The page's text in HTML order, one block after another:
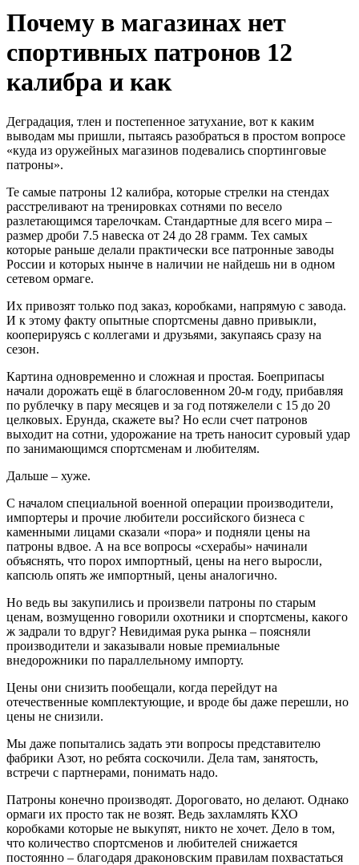
Почему в магазинах нет
спортивных патронов 12
калибра и как
Деградация, тлен и постепенное затухание, вот к каким
выводам мы пришли, пытаясь разобраться в простом вопросе
«куда из оружейных магазинов подевались спортинговые
патроны».
Те самые патроны 12 калибра, которые стрелки на стендах
расстреливают на тренировках сотнями по весело
разлетающимся тарелочкам. Стандартные для всего мира –
размер дроби 7.5 навеска от 24 до 28 грамм. Тех самых
которые раньше делали практически все патронные заводы
России и которых нынче в наличии не найдешь ни в одном
сетевом ормаге.
Их привозят только под заказ, коробками, напрямую с завода.
И к этому факту опытные спортсмены давно привыкли,
кооперируясь с коллегами и друзьями, закупаясь сразу на
сезон.
Картина одновременно и сложная и простая. Боеприпасы
начали дорожать ещё в благословенном 20-м году, прибавляя
по рублечку в пару месяцев и за год потяжелели с 15 до 20
целковых. Ерунда, скажете вы? Но если счет патронов
выходит на сотни, удорожание на треть наносит суровый удар
по занимающимся спортсменам и любителям.
Дальше – хуже.
С началом специальной военной операции производители,
импортеры и прочие любители российского бизнеса с
каменными лицами сказали «пора» и подняли цены на
патроны вдвое. А на все вопросы «схерабы» начинали
объяснять, что порох импортный, цены на него выросли,
капсюль опять же импортный, цены аналогично.
Но ведь вы закупились и произвели патроны по старым
ценам, возмущенно говорили охотники и спортсмены, какого
ж задрали то вдруг? Невидимая рука рынка – поясняли
производители и заказывали новые премиальные
внедорожники по параллельному импорту.
Цены они снизить пообещали, когда перейдут на
отечественные комплектующие, и вроде бы даже перешли, но
цены не снизили.
Мы даже попытались задать эти вопросы представителю
фабрики Азот, но ребята соскочили. Дела там, занятость,
встречи с партнерами, понимать надо.
Патроны конечно производят. Дороговато, но делают. Однако
ормаги их просто так не возят. Ведь захламлять КХО
коробками которые не выкупят, никто не хочет. Дело в том,
что количество спортсменов и любителей снижается
постоянно – благодаря драконовским правилам похвастаться